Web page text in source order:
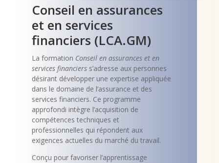
Conseil en assurances
et en services
financiers (LCA.GM)
La formation Conseil en assurances et en
services financierss’adresse aux personnes
désirant développer une expertise appliquée
dans le domaine de l’assurance et des
services financiers. Ce programme
approfondi intègre l’acquisition de
compétences techniques et
professionnelles qui répondent aux
exigences actuelles du marché du travail.
Conçu pour favoriser l’apprentissage